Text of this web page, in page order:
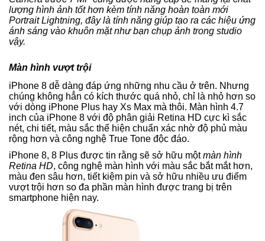
lượng hình ảnh tốt hơn kèm tính năng hoàn toàn mới
Portrait Lightning, đây là tính năng giúp tạo ra các hiệu ứng
ánh sáng vào khuôn mặt như bạn chụp ảnh trong studio
vậy.
Màn hình vượt trội
iPhone 8 dễ dàng đáp ứng những nhu cầu ở trên. Nhưng
chúng không hẳn có kích thước quá nhỏ, chỉ là nhỏ hơn so
với dòng iPhone Plus hay Xs Max mà thôi. Màn hình 4.7
inch của iPhone 8 với độ phân giải Retina HD cực kì sắc
nét, chi tiết, màu sắc thể hiện chuẩn xác nhờ độ phủ màu
rộng hơn và công nghệ True Tone độc đáo.
iPhone 8, 8 Plus được tin rằng sẽ sở hữu mộtmàn hình
Retina HD, công nghệ màn hình với màu sắc bắt mắt hơn,
màu đen sâu hơn, tiết kiệm pin và sở hữu nhiều ưu điểm
vượt trội hơn so đa phần màn hình được trang bị trên
smartphone hiện nay.